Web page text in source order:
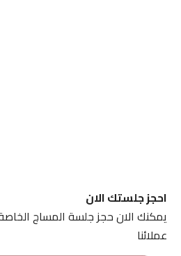
احجز جلستك الان
يمكنك الان حجز جلسة المساج
عملائنا